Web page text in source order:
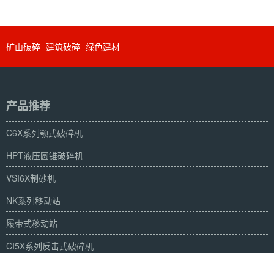
矿山破碎 建筑破碎 绿色建材
产品推荐
C6X系列颚式破碎机
HPT液压圆锥破碎机
VSI6X制砂机
NK系列移动站
履带式移动站
CI5X系列反击式破碎机